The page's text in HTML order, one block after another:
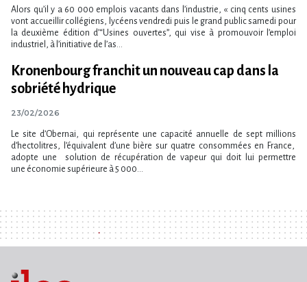
Alors qu’il y a 60 000 emplois vacants dans l’industrie, « cinq cents usines
vont accueillir collégiens, lycéens vendredi puis le grand public samedi pour
la deuxième édition d’“Usines ouvertes”, qui vise à promouvoir l’emploi
industriel, à l’initiative de l’as...
Kronenbourg franchit un nouveau cap dans la
sobriété hydrique
23/02/2026
Le site d’Obernai, qui représente une capacité annuelle de sept millions
d’hectolitres, l’équivalent d’une bière sur quatre consommées en France,
adopte une solution de récupération de vapeur qui doit lui permettre
une économie supérieure à 5 000...